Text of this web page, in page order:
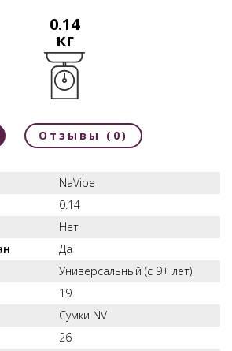
0.14
кг
Отзывы (0)
NaVibe
0.14
Нет
Да
Универсальный (с 9+ лет)
19
Сумки NV
26